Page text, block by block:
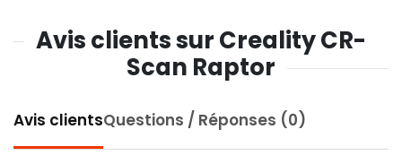
Avis clients sur Creality CR-
Scan Raptor
Avis clientsQuestions / Réponses (0)